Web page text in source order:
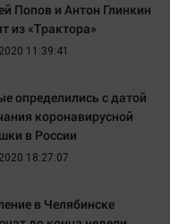
Попов и Антон Глинкин
из «Трактора»
11:39:41
определились с датой
коронавирусной
в России
18:27:07
в Челябинске